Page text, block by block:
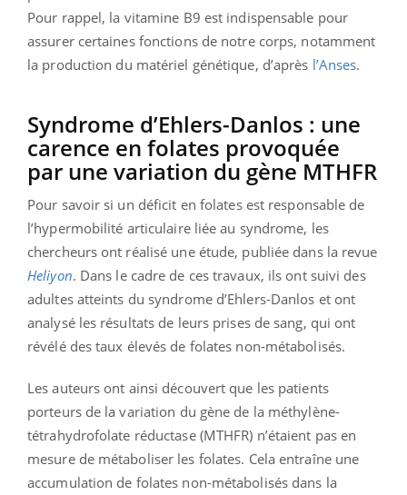
Pour rappel, la vitamine B9 est indispensable pour
assurer certaines fonctions de notre corps, notamment
la production du matériel génétique, d’après l’Anses.
Syndrome d’Ehlers-Danlos : une
carence en folates provoquée
par une variation du gène MTHFR
Pour savoir si un déficit en folates est responsable de
l’hypermobilité articulaire liée au syndrome, les
chercheurs ont réalisé une étude, publiée dans la revue
Heliyon. Dans le cadre de ces travaux, ils ont suivi des
adultes atteints du syndrome d’Ehlers-Danlos et ont
analysé les résultats de leurs prises de sang, qui ont
révélé des taux élevés de folates non-métabolisés.
Les auteurs ont ainsi découvert que les patients
porteurs de la variation du gène de la méthylène-
tétrahydrofolate réductase (MTHFR) n’étaient pas en
mesure de métaboliser les folates. Cela entraîne une
accumulation de folates non-métabolisés dans la